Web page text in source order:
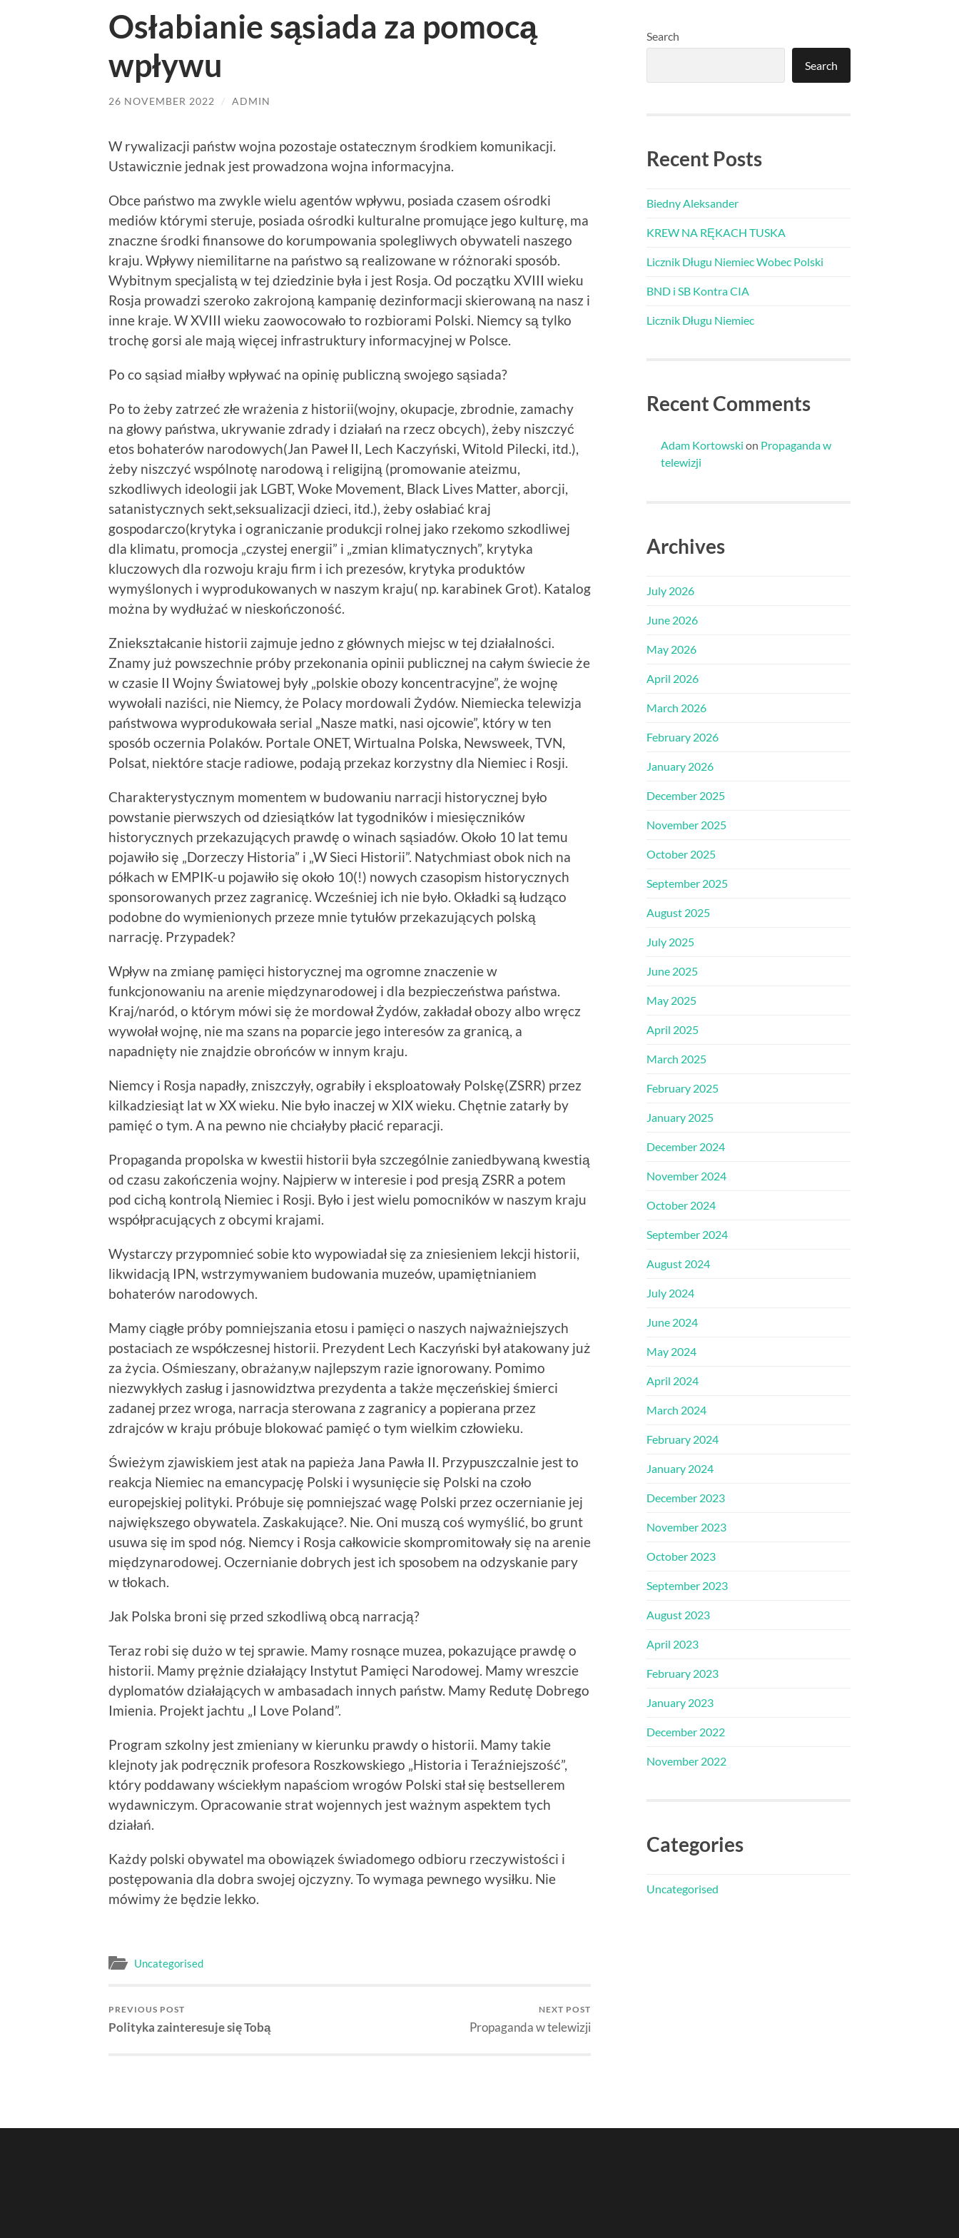
Osłabianie sąsiada za pomocą
wpływu
26 NOVEMBER 2022 / ADMIN
W rywalizacji państw wojna pozostaje ostatecznym środkiem komunikacji.
Ustawicznie jednak jest prowadzona wojna informacyjna.
Obce państwo ma zwykle wielu agentów wpływu, posiada czasem ośrodki
mediów którymi steruje, posiada ośrodki kulturalne promujące jego kulturę, ma
znaczne środki finansowe do korumpowania spolegliwych obywateli naszego
kraju. Wpływy niemilitarne na państwo są realizowane w różnoraki sposób.
Wybitnym specjalistą w tej dziedzinie była i jest Rosja. Od początku XVIII wieku
Rosja prowadzi szeroko zakrojoną kampanię dezinformacji skierowaną na nasz i
inne kraje. W XVIII wieku zaowocowało to rozbiorami Polski. Niemcy są tylko
trochę gorsi ale mają więcej infrastruktury informacyjnej w Polsce.
Po co sąsiad miałby wpływać na opinię publiczną swojego sąsiada?
Po to żeby zatrzeć złe wrażenia z historii(wojny, okupacje, zbrodnie, zamachy
na głowy państwa, ukrywanie zdrady i działań na rzecz obcych), żeby niszczyć
etos bohaterów narodowych(Jan Paweł II, Lech Kaczyński, Witold Pilecki, itd.),
żeby niszczyć wspólnotę narodową i religijną (promowanie ateizmu,
szkodliwych ideologii jak LGBT, Woke Movement, Black Lives Matter, aborcji,
satanistycznych sekt,seksualizacji dzieci, itd.), żeby osłabiać kraj
gospodarczo(krytyka i ograniczanie produkcji rolnej jako rzekomo szkodliwej
dla klimatu, promocja „czystej energii” i „zmian klimatycznych”, krytyka
kluczowych dla rozwoju kraju firm i ich prezesów, krytyka produktów
wymyślonych i wyprodukowanych w naszym kraju( np. karabinek Grot). Katalog
można by wydłużać w nieskończoność.
Zniekształcanie historii zajmuje jedno z głównych miejsc w tej działalności.
Znamy już powszechnie próby przekonania opinii publicznej na całym świecie że
w czasie II Wojny Światowej były „polskie obozy koncentracyjne”, że wojnę
wywołali naziści, nie Niemcy, że Polacy mordowali Żydów. Niemiecka telewizja
państwowa wyprodukowała serial „Nasze matki, nasi ojcowie”, który w ten
sposób oczernia Polaków. Portale ONET, Wirtualna Polska, Newsweek, TVN,
Polsat, niektóre stacje radiowe, podają przekaz korzystny dla Niemiec i Rosji.
Charakterystycznym momentem w budowaniu narracji historycznej było
powstanie pierwszych od dziesiątków lat tygodników i miesięczników
historycznych przekazujących prawdę o winach sąsiadów. Około 10 lat temu
pojawiło się „Dorzeczy Historia” i „W Sieci Historii”. Natychmiast obok nich na
półkach w EMPIK-u pojawiło się około 10(!) nowych czasopism historycznych
sponsorowanych przez zagranicę. Wcześniej ich nie było. Okładki są łudząco
podobne do wymienionych przeze mnie tytułów przekazujących polską
narrację. Przypadek?
Wpływ na zmianę pamięci historycznej ma ogromne znaczenie w
funkcjonowaniu na arenie międzynarodowej i dla bezpieczeństwa państwa.
Kraj/naród, o którym mówi się że mordował Żydów, zakładał obozy albo wręcz
wywołał wojnę, nie ma szans na poparcie jego interesów za granicą, a
napadnięty nie znajdzie obrońców w innym kraju.
Niemcy i Rosja napadły, zniszczyły, ograbiły i eksploatowały Polskę(ZSRR) przez
kilkadziesiąt lat w XX wieku. Nie było inaczej w XIX wieku. Chętnie zatarły by
pamięć o tym. A na pewno nie chciałyby płacić reparacji.
Propaganda propolska w kwestii historii była szczególnie zaniedbywaną kwestią
od czasu zakończenia wojny. Najpierw w interesie i pod presją ZSRR a potem
pod cichą kontrolą Niemiec i Rosji. Było i jest wielu pomocników w naszym kraju
współpracujących z obcymi krajami.
Wystarczy przypomnieć sobie kto wypowiadał się za zniesieniem lekcji historii,
likwidacją IPN, wstrzymywaniem budowania muzeów, upamiętnianiem
bohaterów narodowych.
Mamy ciągłe próby pomniejszania etosu i pamięci o naszych najważniejszych
postaciach ze współczesnej historii. Prezydent Lech Kaczyński był atakowany już
za życia. Ośmieszany, obrażany,w najlepszym razie ignorowany. Pomimo
niezwykłych zasług i jasnowidztwa prezydenta a także męczeńskiej śmierci
zadanej przez wroga, narracja sterowana z zagranicy a popierana przez
zdrajców w kraju próbuje blokować pamięć o tym wielkim człowieku.
Świeżym zjawiskiem jest atak na papieża Jana Pawła II. Przypuszczalnie jest to
reakcja Niemiec na emancypację Polski i wysunięcie się Polski na czoło
europejskiej polityki. Próbuje się pomniejszać wagę Polski przez oczernianie jej
największego obywatela. Zaskakujące?. Nie. Oni muszą coś wymyślić, bo grunt
usuwa się im spod nóg. Niemcy i Rosja całkowicie skompromitowały się na arenie
międzynarodowej. Oczernianie dobrych jest ich sposobem na odzyskanie pary
w tłokach.
Jak Polska broni się przed szkodliwą obcą narracją?
Teraz robi się dużo w tej sprawie. Mamy rosnące muzea, pokazujące prawdę o
historii. Mamy prężnie działający Instytut Pamięci Narodowej. Mamy wreszcie
dyplomatów działających w ambasadach innych państw. Mamy Redutę Dobrego
Imienia. Projekt jachtu „I Love Poland”.
Program szkolny jest zmieniany w kierunku prawdy o historii. Mamy takie
klejnoty jak podręcznik profesora Roszkowskiego „Historia i Teraźniejszość”,
który poddawany wściekłym napaściom wrogów Polski stał się bestsellerem
wydawniczym. Opracowanie strat wojennych jest ważnym aspektem tych
działań.
Każdy polski obywatel ma obowiązek świadomego odbioru rzeczywistości i
postępowania dla dobra swojej ojczyzny. To wymaga pewnego wysiłku. Nie
mówimy że będzie lekko.
Uncategorised
PREVIOUS POST
Polityka zainteresuje się Tobą
NEXT POST
Propaganda w telewizji
Search
Search
Recent Posts
Biedny Aleksander
KREW NA RĘKACH TUSKA
Licznik Długu Niemiec Wobec Polski
BND i SB Kontra CIA
Licznik Długu Niemiec
Recent Comments
Adam Kortowski on Propaganda w
telewizji
Archives
July 2026
June 2026
May 2026
April 2026
March 2026
February 2026
January 2026
December 2025
November 2025
October 2025
September 2025
August 2025
July 2025
June 2025
May 2025
April 2025
March 2025
February 2025
January 2025
December 2024
November 2024
October 2024
September 2024
August 2024
July 2024
June 2024
May 2024
April 2024
March 2024
February 2024
January 2024
December 2023
November 2023
October 2023
September 2023
August 2023
April 2023
February 2023
January 2023
December 2022
November 2022
Categories
Uncategorised